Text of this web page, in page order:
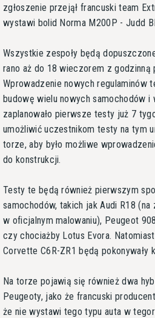
zgłoszenie przejął francuski team
wystawi bolid Norma M200P - Judd
Wszystkie zespoły będą
rano aż do 18 wieczorem z godzinną
Wprowadzenie nowych regulaminów
budowę wielu nowych samochodów i
zaplanowało pierwsze testy już 7
umożliwić uczestnikom testy na tym
torze, aby było możliwe
do konstrukcji.
Testy te będą również pierwszym
samochodów, takich jak Audi R18
w oficjalnym malowaniu), Peugeot
czy chociażby Lotus Evora.
Corvette C6R-ZR1 będą
Na torze pojawią się również dwa
Peugeoty, jako że francuski
że nie wystawi tego typu auta w